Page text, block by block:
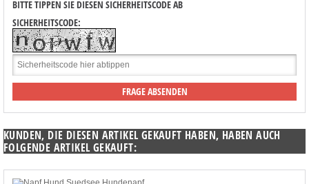
BITTE TIPPEN SIE DIESEN SICHERHEITSCODE AB
SICHERHEITSCODE:
KUNDEN, DIE DIESEN ARTIKEL GEKAUFT HABEN, HABEN AUCH
FOLGENDE ARTIKEL GEKAUFT: